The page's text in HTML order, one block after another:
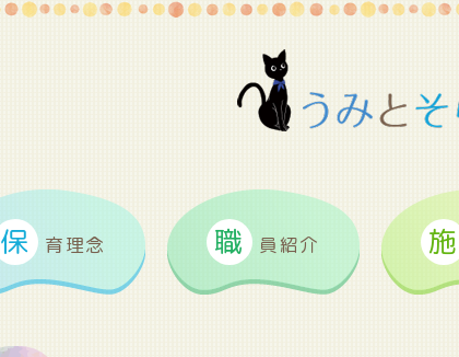
保 育理念 職 員紹介 施